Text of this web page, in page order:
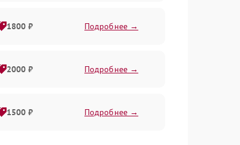
1800 ₽ Подробнее →
2000 ₽ Подробнее →
1500 ₽ Подробнее →